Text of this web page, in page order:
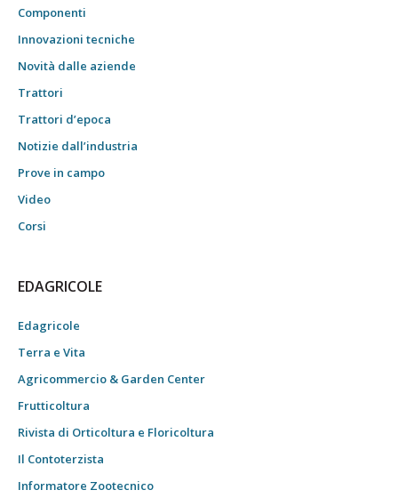
Componenti
Innovazioni tecniche
Novità dalle aziende
Trattori
Trattori d’epoca
Notizie dall’industria
Prove in campo
Video
Corsi
EDAGRICOLE
Edagricole
Terra e Vita
Agricommercio & Garden Center
Frutticoltura
Rivista di Orticoltura e Floricoltura
Il Contoterzista
Informatore Zootecnico